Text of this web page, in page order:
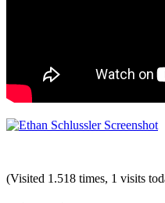
(Visited 1.518 times, 1 visits